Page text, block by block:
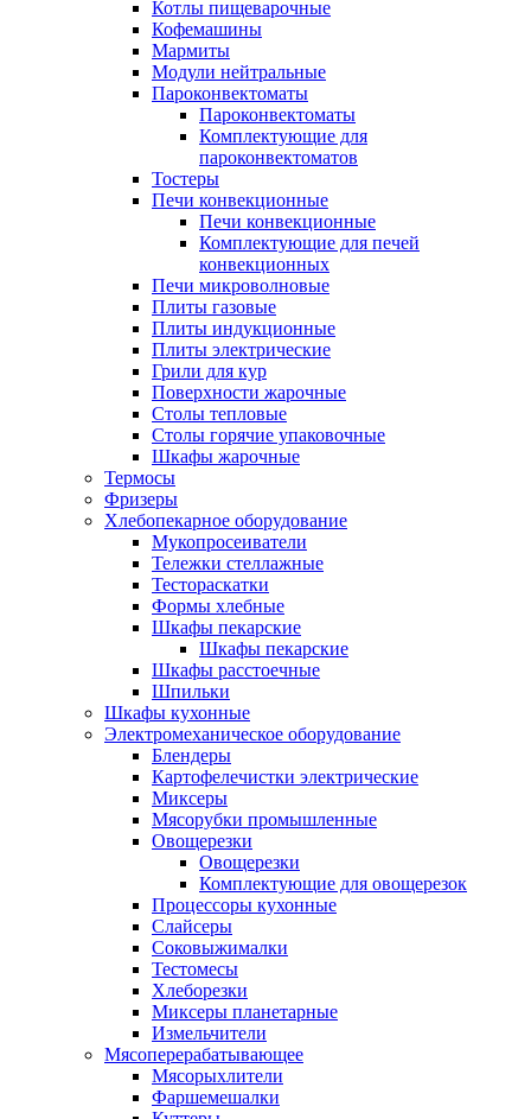
Котлы пищеварочные
Кофемашины
Мармиты
Модули нейтральные
Пароконвектоматы
Пароконвектоматы
Комплектующие для
пароконвектоматов
Тостеры
Печи конвекционные
Печи конвекционные
Комплектующие для печей
конвекционных
Печи микроволновые
Плиты газовые
Плиты индукционные
Плиты электрические
Грили для кур
Поверхности жарочные
Столы тепловые
Столы горячие упаковочные
Шкафы жарочные
Термосы
Фризеры
Хлебопекарное оборудование
Мукопросеиватели
Тележки стеллажные
Тестораскатки
Формы хлебные
Шкафы пекарские
Шкафы пекарские
Шкафы расстоечные
Шпильки
Шкафы кухонные
Электромеханическое оборудование
Блендеры
Картофелечистки электрические
Миксеры
Мясорубки промышленные
Овощерезки
Овощерезки
Комплектующие для овощерезок
Процессоры кухонные
Слайсеры
Соковыжималки
Тестомесы
Хлеборезки
Миксеры планетарные
Измельчители
Мясоперерабатывающее
Мясорыхлители
Фаршемешалки